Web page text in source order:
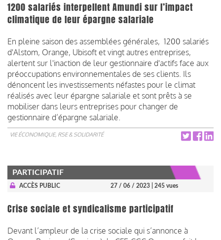
1200 salariés interpellent Amundi sur l’impact
climatique de leur épargne salariale
En pleine saison des assemblées générales, 1200 salariés
d'Alstom, Orange, Ubisoft et vingt autres entreprises,
alertent sur l'inaction de leur gestionnaire d'actifs face aux
préoccupations environnementales de ses clients. Ils
dénoncent les investissements néfastes pour le climat
réalisés avec leur épargne salariale et sont prêts à se
mobiliser dans leurs entreprises pour changer de
gestionnaire d’épargne salariale.
VIE ÉCONOMIQUE, RSE & SOLIDARITÉ
PARTICIPATIF
ACCÈS PUBLIC 27 / 06 / 2023 | 245 vues
Crise sociale et syndicalisme participatif
Devant l’ampleur de la crise sociale qui s’annonce à